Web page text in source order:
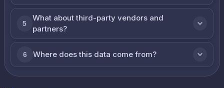
5
What about third-party vendors and
partners?
6 Where does this data come from?